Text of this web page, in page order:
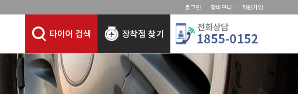
로그인 장바구니 회원가입